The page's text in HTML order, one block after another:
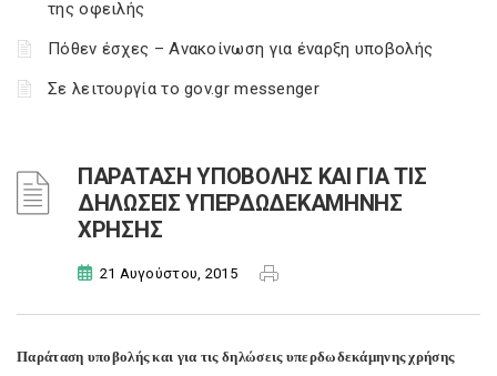
της οφειλής
Πόθεν έσχες – Ανακοίνωση για έναρξη υποβολής
Σε λειτουργία το gov.gr messenger
ΠΑΡΑΤΑΣΗ ΥΠΟΒΟΛΗΣ ΚΑΙ ΓΙΑ ΤΙΣ
ΔΗΛΩΣΕΙΣ ΥΠΕΡΔΩΔΕΚΑΜΗΝΗΣ
ΧΡΗΣΗΣ
21 Αυγούστου, 2015
Παράταση υποβολής και για τις δηλώσεις υπερδωδεκάμηνης χρήσης